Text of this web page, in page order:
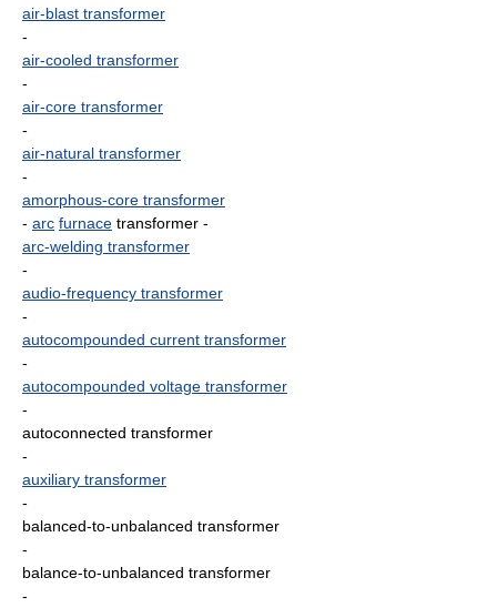
air-blast transformer
-
air-cooled transformer
-
air-core transformer
-
air-natural transformer
-
amorphous-core transformer
- arc furnace transformer -
arc-welding transformer
-
audio-frequency transformer
-
autocompounded current transformer
-
autocompounded voltage transformer
-
autoconnected transformer
-
auxiliary transformer
-
balanced-to-unbalanced transformer
-
balance-to-unbalanced transformer
-